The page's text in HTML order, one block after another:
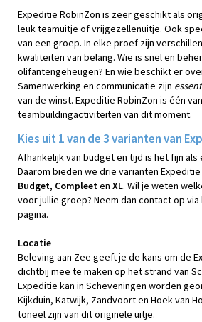
Expeditie RobinZon is zeer geschikt als
leuk teamuitje of vrijgezellenuitje. Ook
van een groep. In elke proef zijn
kwaliteiten van belang. Wie is snel en
olifantengeheugen? En wie beschikt er
Samenwerking en communicatie zijn
van de winst. Expeditie RobinZon is één
teambuildingactiviteiten van dit moment.
Kies uit 1 van de 3 varianten van
Afhankelijk van budget en tijd is het fijn
Daarom bieden we drie varianten Expeditie
Budget, Compleeten XL. Wil je weten
voor jullie groep? Neem dan contact op
pagina.
Locatie
Beleving aan Zee geeft je de kans om de
dichtbij mee te maken op het strand van
Expeditie kan in Scheveningen worden
Kijkduin, Katwijk, Zandvoort en Hoek van
toneel zijn van dit originele uitje.